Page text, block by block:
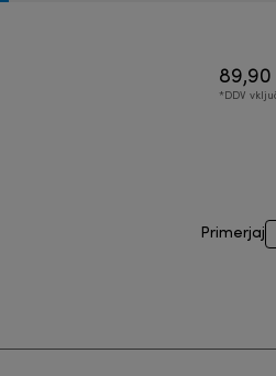
*DDV
Primerjaj